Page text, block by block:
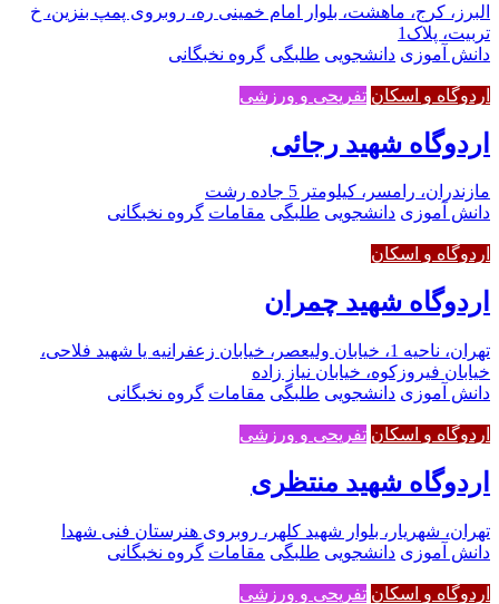
البرز، کرج، ماهشت، بلوار امام خمینی ره، روبروی پمپ بنزین، خ
تربیت، پلاک1
دانش آموزی دانشجویی طلبگی گروه نخبگانی
اردوگاه و اسکان تفریحی و ورزشی
اردوگاه شهید رجائی
مازندران، رامسر، کیلومتر 5 جاده رشت
دانش آموزی دانشجویی طلبگی مقامات گروه نخبگانی
اردوگاه و اسکان
اردوگاه شهید چمران
تهران، ناحیه 1، خیابان ولیعصر، خیابان زعفرانیه یا شهید فلاحی،
خیابان فیروزکوه، خیابان نیاز زاده
دانش آموزی دانشجویی طلبگی مقامات گروه نخبگانی
اردوگاه و اسکان تفریحی و ورزشی
اردوگاه شهید منتظری
تهران، شهریار، بلوار شهید کلهر، روبروی هنرستان فنی شهدا
دانش آموزی دانشجویی طلبگی مقامات گروه نخبگانی
اردوگاه و اسکان تفریحی و ورزشی